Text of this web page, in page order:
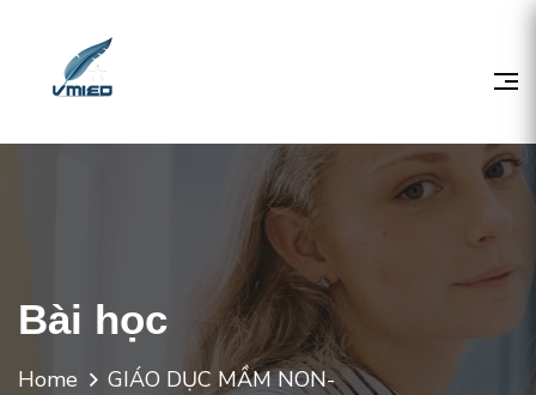
Bài học
Home GIÁO DỤC MẦM NON-